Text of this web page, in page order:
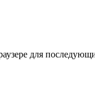
для